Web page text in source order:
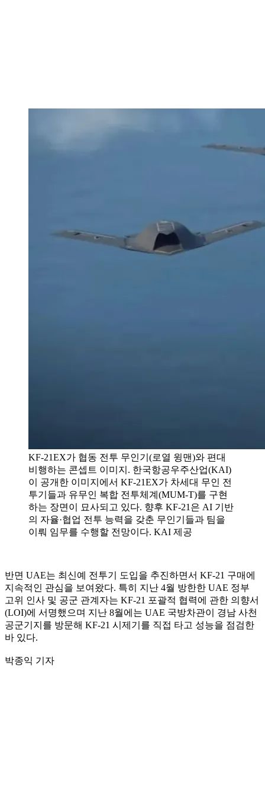
KF‑21EX가 협동 전투 무인기(로열 윙맨)와 편대
비행하는 콘셉트 이미지. 한국항공우주산업(KAI)
이 공개한 이미지에서 KF‑21EX가 차세대 무인 전
투기들과 유무인 복합 전투체계(MUM-T)를 구현
하는 장면이 묘사되고 있다. 향후 KF‑21은 AI 기반
의 자율·협업 전투 능력을 갖춘 무인기들과 팀을
이뤄 임무를 수행할 전망이다. KAI 제공
반면 UAE는 최신예 전투기 도입을 추진하면서 KF-21 구매에
지속적인 관심을 보여왔다. 특히 지난 4월 방한한 UAE 정부
고위 인사 및 공군 관계자는 KF-21 포괄적 협력에 관한 의향서
(LOI)에 서명했으며 지난 8월에는 UAE 국방차관이 경남 사천
공군기지를 방문해 KF-21 시제기를 직접 타고 성능을 점검한
바 있다.
박종익 기자